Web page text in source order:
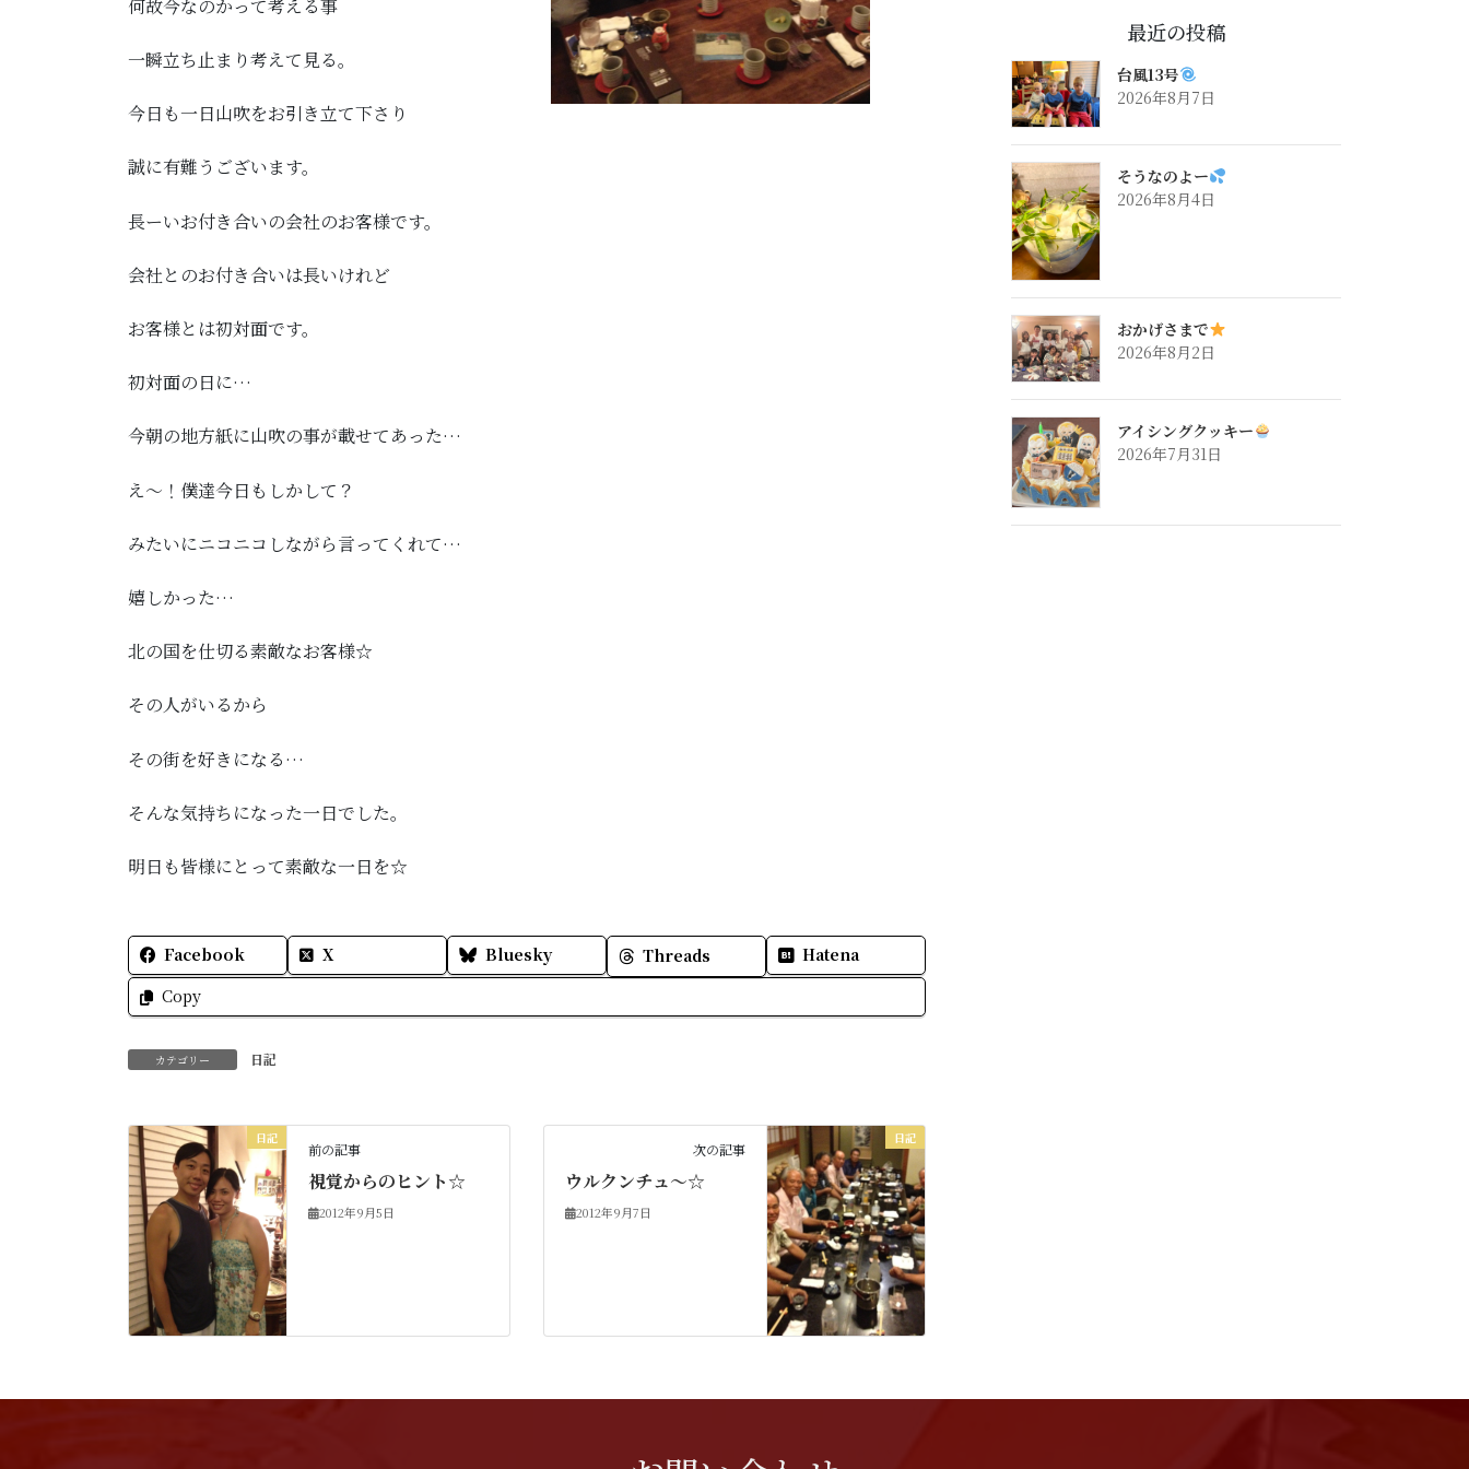
何故今なのかって考える事
一瞬立ち止まり考えて見る。
今日も一日山吹をお引き立て下さり
誠に有難うございます。
長ーいお付き合いの会社のお客様です。
会社とのお付き合いは長いけれど
お客様とは初対面です。
初対面の日に…
今朝の地方紙に山吹の事が載せてあった…
え～！僕達今日もしかして？
みたいにニコニコしながら言ってくれて…
嬉しかった…
北の国を仕切る素敵なお客様☆
その人がいるから
その街を好きになる…
そんな気持ちになった一日でした。
明日も皆様にとって素敵な一日を☆
Facebook X Bluesky Threads
Hatena
Copy
カテゴリー 日記
日記
前の記事
視覚からのヒント☆
2012年9月5日
日記
次の記事
ウルクンチュ～☆
2012年9月7日
最近の投稿
台風13号
2026年8月7日
そうなのよー
2026年8月4日
おかげさまで
2026年8月2日
アイシングクッキー
2026年7月31日